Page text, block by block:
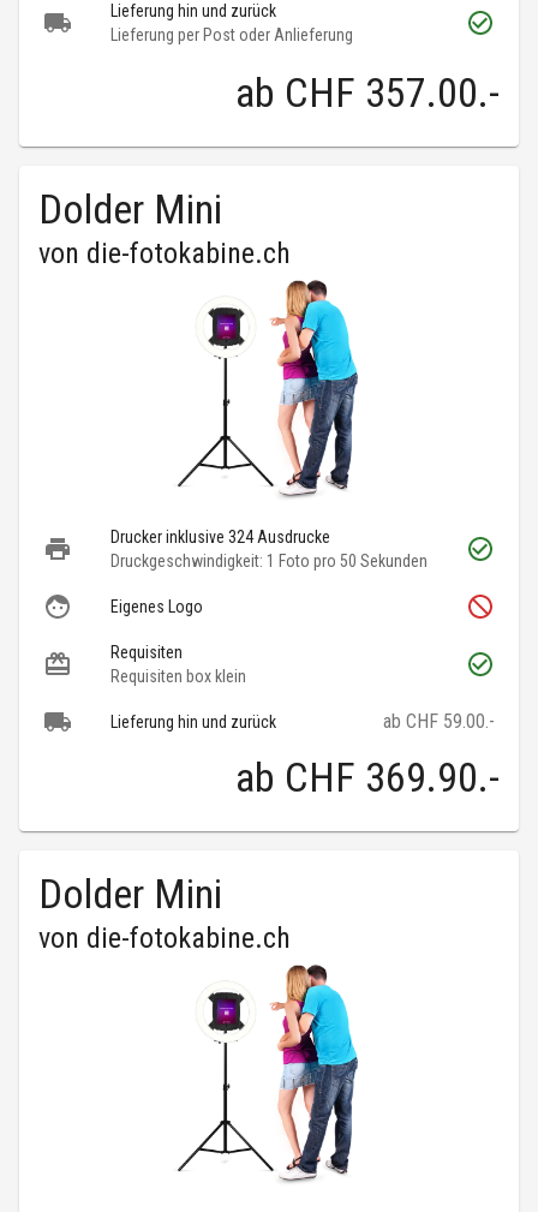
Lieferung hin und zurück
Lieferung per Post oder Anlieferung
ab CHF 357.00.-
Dolder Mini
von die-fotokabine.ch
Drucker inklusive 324 Ausdrucke
Druckgeschwindigkeit: 1 Foto pro 50 Sekunden
Eigenes Logo
Requisiten
Requisiten box klein
Lieferung hin und zurück ab CHF 59.00.-
ab CHF 369.90.-
Dolder Mini
von die-fotokabine.ch